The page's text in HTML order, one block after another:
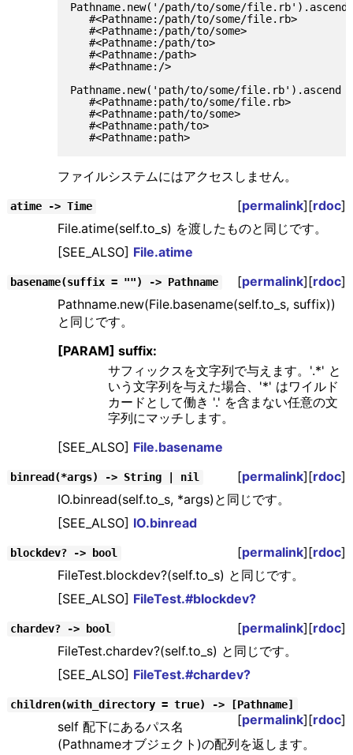
Pathname.new('/path/to/some/
   #<Pathname:/path/to/some/file.rb>
   #<Pathname:/path/to/some>
   #<Pathname:/path/to>
   #<Pathname:/path>
   #<Pathname:/>
Pathname.new('path/to/some/
   #<Pathname:path/to/some/file.rb>
   #<Pathname:path/to/some>
   #<Pathname:path/to>
   #<Pathname:path>
ファイルシステムにはアクセスしません。
atime -> Time [permalink][rdoc]
File.atime(self.to_s) を渡したものと同じです。
[SEE_ALSO] File.atime
basename(suffix = "") -> Pathname [permalink][rdoc]
Pathname.new(File.basename(self.to_s, suffix))
と同じです。
[PARAM] suffix:
サフィックスを文字列で与えます。'.*' と
いう文字列を与えた場合、'*' はワイルド
カードとして働き '.' を含まない任意の文
字列にマッチします。
[SEE_ALSO] File.basename
binread(*args) -> String | nil [permalink][rdoc]
IO.binread(self.to_s, *args)と同じです。
[SEE_ALSO] IO.binread
blockdev? -> bool [permalink][rdoc]
FileTest.blockdev?(self.to_s) と同じです。
[SEE_ALSO] FileTest.#blockdev?
chardev? -> bool [permalink][rdoc]
FileTest.chardev?(self.to_s) と同じです。
[SEE_ALSO] FileTest.#chardev?
children(with_directory = true) -> [Pathname]
[permalink][rdoc]
self 配下にあるパス名
(Pathnameオブジェクト)の配列を返します。